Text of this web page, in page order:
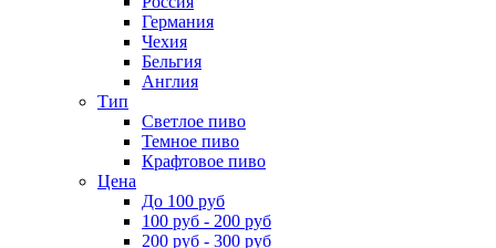
Германия
Чехия
Бельгия
Англия
Тип
Светлое пиво
Темное пиво
Крафтовое пиво
Цена
До 100 руб
100 руб - 200 руб
200 руб - 300 руб